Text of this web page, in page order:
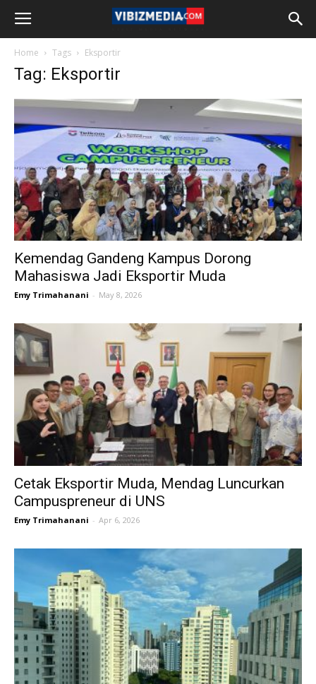
Home Tags Eksportir
Tag: Eksportir
Kemendag Gandeng Kampus Dorong
Mahasiswa Jadi Eksportir Muda
Emy Trimahanani - May 8, 2026
Cetak Eksportir Muda, Mendag Luncurkan
Campuspreneur di UNS
Emy Trimahanani - Apr 6, 2026